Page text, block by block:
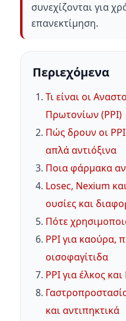
συνεχίζονται για
επανεκτίμηση.
Περιεχόμενα
Τι είναι οι
Πρωτονίων (PPI)
Πώς δρουν οι PPI
απλά αντιόξινα
Ποια φάρμακα
Losec, Nexium
ουσίες και
Πότε
PPI για καούρα,
οισοφαγίτιδα
PPI για έλκος
και αντιπηκτικά